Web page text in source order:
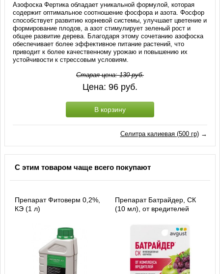
Азофоска Фертика обладает уникальной формулой, которая
содержит оптимальное соотношение фосфора и азота. Фосфор
способствует развитию корневой системы, улучшает цветение и
формирование плодов, а азот стимулирует зеленый рост и
общее развитие дерева. Благодаря этому сочетанию азофоска
обеспечивает более эффективное питание растений, что
приводит к более качественному урожаю и повышению их
устойчивости к стрессовым условиям.
Старая цена:130руб.
Цена: 96 руб.
В корзину
Селитра калиевая (500 гр)→
С этим товаром чаще всего покупают
Препарат Фитоверм 0,2%,
КЭ (1 л)
Препарат Батрайдер, СК
(10 мл), от вредителей